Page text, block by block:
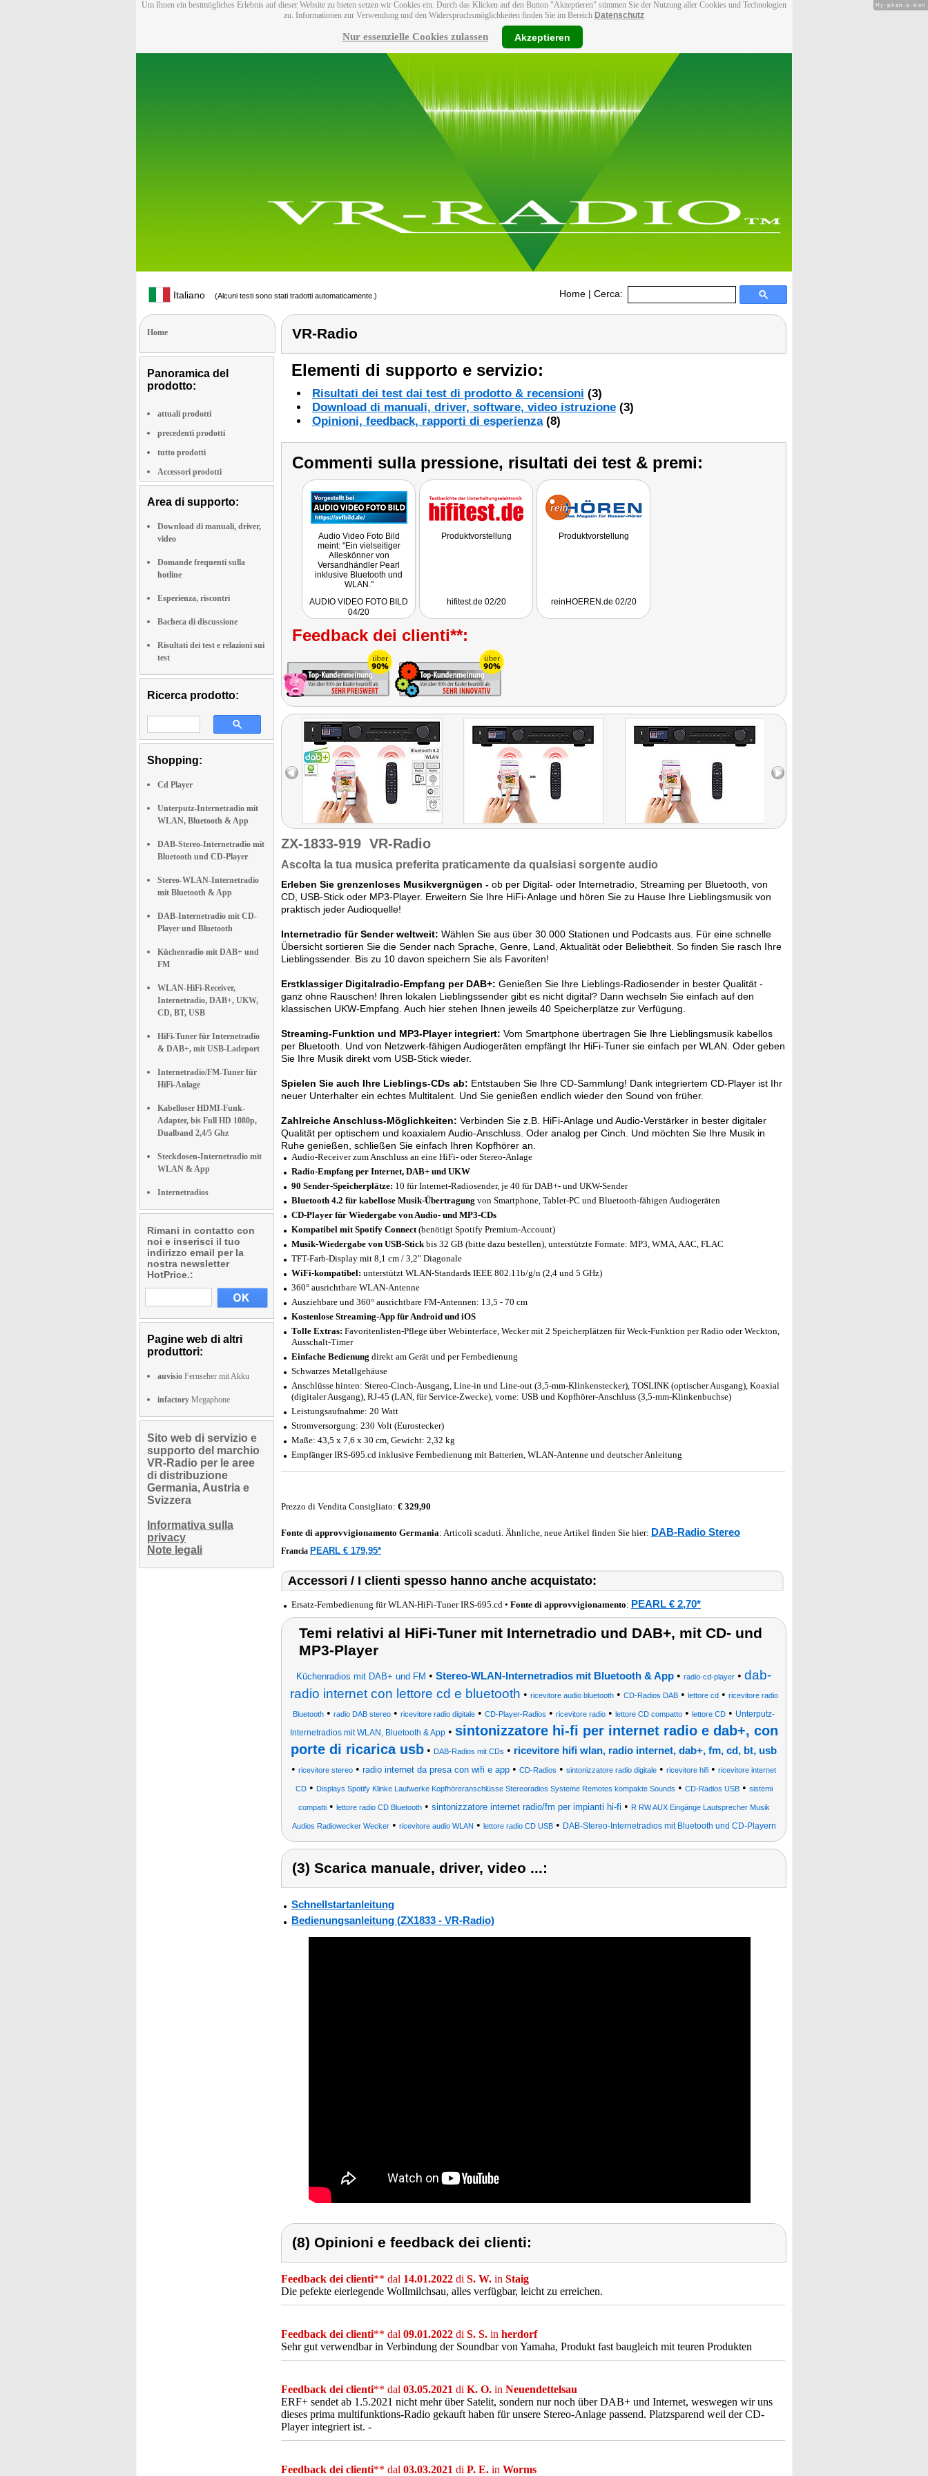
Um Ihnen ein bestmögliches Erlebnis auf dieser Website zu bieten setzen wir Cookies ein. Durch das Klicken auf den Button "Akzeptieren" stimmen Sie der Nutzung aller Cookies und Technologien
zu. Informationen zur Verwendung und den Widerspruchsmöglichkeiten finden Sie im Bereich Datenschutz
Nur essenzielle Cookies zulassen Akzeptieren
Italiano (Alcuni testi sono stati tradotti automaticamente.) Home | Cerca:
Home
Panoramica del
prodotto:
attuali prodotti
precedenti prodotti
tutto prodotti
Accessori prodotti
Area di supporto:
Download di manuali, driver,
video
Domande frequenti sulla
hotline
Esperienza, riscontri
Bacheca di discussione
Risultati dei test e relazioni sui
test
Ricerca prodotto:
Shopping:
Cd Player
Unterputz-Internetradio mit
WLAN, Bluetooth & App
DAB-Stereo-Internetradio mit
Bluetooth und CD-Player
Stereo-WLAN-Internetradio
mit Bluetooth & App
DAB-Internetradio mit CD-
Player und Bluetooth
Küchenradio mit DAB+ und
FM
WLAN-HiFi-Receiver,
Internetradio, DAB+, UKW,
CD, BT, USB
HiFi-Tuner für Internetradio
& DAB+, mit USB-Ladeport
Internetradio/FM-Tuner für
HiFi-Anlage
Kabelloser HDMI-Funk-
Adapter, bis Full HD 1080p,
Dualband 2,4/5 Ghz
Steckdosen-Internetradio mit
WLAN & App
Internetradios
Rimani in contatto con
noi e inserisci il tuo
indirizzo email per la
nostra newsletter
HotPrice.:
Pagine web di altri
produttori:
auvisio Fernseher mit Akku
infactory Megaphone
Sito web di servizio e
supporto del marchio
VR-Radio per le aree
di distribuzione
Germania, Austria e
Svizzera
Informativa sulla
privacy
Note legali
VR-Radio
Elementi di supporto e servizio:
Risultati dei test dai test di prodotto & recensioni (3)
Download di manuali, driver, software, video istruzione (3)
Opinioni, feedback, rapporti di esperienza(8)
Commenti sulla pressione, risultati dei test & premi:
Audio Video Foto Bild
meint: "Ein vielseitiger
Alleskönner von
Versandhändler Pearl
inklusive Bluetooth und
WLAN."
AUDIO VIDEO FOTO BILD
04/20
Produktvorstellung
hifitest.de 02/20
Produktvorstellung
reinHOEREN.de 02/20
Feedback dei clienti**:
ZX-1833-919 VR-Radio
Ascolta la tua musica preferita praticamente da qualsiasi sorgente audio
Erleben Sie grenzenloses Musikvergnügen - ob per Digital- oder Internetradio, Streaming per Bluetooth, von
CD, USB-Stick oder MP3-Player. Erweitern Sie Ihre HiFi-Anlage und hören Sie zu Hause Ihre Lieblingsmusik von
praktisch jeder Audioquelle!
Internetradio für Sender weltweit: Wählen Sie aus über 30.000 Stationen und Podcasts aus. Für eine schnelle
Übersicht sortieren Sie die Sender nach Sprache, Genre, Land, Aktualität oder Beliebtheit. So finden Sie rasch Ihre
Lieblingssender. Bis zu 10 davon speichern Sie als Favoriten!
Erstklassiger Digitalradio-Empfang per DAB+: Genießen Sie Ihre Lieblings-Radiosender in bester Qualität -
ganz ohne Rauschen! Ihren lokalen Lieblingssender gibt es nicht digital? Dann wechseln Sie einfach auf den
klassischen UKW-Empfang. Auch hier stehen Ihnen jeweils 40 Speicherplätze zur Verfügung.
Streaming-Funktion und MP3-Player integriert: Vom Smartphone übertragen Sie Ihre Lieblingsmusik kabellos
per Bluetooth. Und von Netzwerk-fähigen Audiogeräten empfängt Ihr HiFi-Tuner sie einfach per WLAN. Oder geben
Sie Ihre Musik direkt vom USB-Stick wieder.
Spielen Sie auch Ihre Lieblings-CDs ab: Entstauben Sie Ihre CD-Sammlung! Dank integriertem CD-Player ist Ihr
neuer Unterhalter ein echtes Multitalent. Und Sie genießen endlich wieder den Sound von früher.
Zahlreiche Anschluss-Möglichkeiten: Verbinden Sie z.B. HiFi-Anlage und Audio-Verstärker in bester digitaler
Qualität per optischem und koaxialem Audio-Anschluss. Oder analog per Cinch. Und möchten Sie Ihre Musik in
Ruhe genießen, schließen Sie einfach Ihren Kopfhörer an.
Audio-Receiver zum Anschluss an eine HiFi- oder Stereo-Anlage
Radio-Empfang per Internet, DAB+ und UKW
90 Sender-Speicherplätze: 10 für Internet-Radiosender, je 40 für DAB+- und UKW-Sender
Bluetooth 4.2 für kabellose Musik-Übertragung von Smartphone, Tablet-PC und Bluetooth-fähigen Audiogeräten
CD-Player für Wiedergabe von Audio- und MP3-CDs
Kompatibel mit Spotify Connect(benötigt Spotify Premium-Account)
Musik-Wiedergabe von USB-Stickbis 32 GB (bitte dazu bestellen), unterstützte Formate: MP3, WMA, AAC, FLAC
TFT-Farb-Display mit 8,1 cm / 3,2" Diagonale
WiFi-kompatibel: unterstützt WLAN-Standards IEEE 802.11b/g/n (2,4 und 5 GHz)
360° ausrichtbare WLAN-Antenne
Ausziehbare und 360° ausrichtbare FM-Antennen: 13,5 - 70 cm
Kostenlose Streaming-App für Android und iOS
Tolle Extras: Favoritenlisten-Pflege über Webinterface, Wecker mit 2 Speicherplätzen für Weck-Funktion per Radio oder Weckton,
Ausschalt-Timer
Einfache Bedienung direkt am Gerät und per Fernbedienung
Schwarzes Metallgehäuse
Anschlüsse hinten: Stereo-Cinch-Ausgang, Line-in und Line-out (3,5-mm-Klinkenstecker), TOSLINK (optischer Ausgang), Koaxial
(digitaler Ausgang), RJ-45 (LAN, für Service-Zwecke), vorne: USB und Kopfhörer-Anschluss (3,5-mm-Klinkenbuchse)
Leistungsaufnahme: 20 Watt
Stromversorgung: 230 Volt (Eurostecker)
Maße: 43,5 x 7,6 x 30 cm, Gewicht: 2,32 kg
Empfänger IRS-695.cd inklusive Fernbedienung mit Batterien, WLAN-Antenne und deutscher Anleitung
Prezzo di Vendita Consigliato: € 329,90
Fonte di approvvigionamento Germania: Articoli scaduti. Ähnliche, neue Artikel finden Sie hier: DAB-Radio Stereo
Francia PEARL € 179,95*
Accessori / I clienti spesso hanno anche acquistato:
Ersatz-Fernbedienung für WLAN-HiFi-Tuner IRS-695.cd • Fonte di approvvigionamento: PEARL € 2,70*
Temi relativi al HiFi-Tuner mit Internetradio und DAB+, mit CD- und
MP3-Player
Küchenradios mit DAB+ und FM • Stereo-WLAN-Internetradios mit Bluetooth & App • radio-cd-player • dab-
radio internet con lettore cd e bluetooth • ricevitore audio bluetooth• CD-Radios DAB• lettore cd• ricevitore radio
Bluetooth • radio DAB stereo • ricevitore radio digitale • CD-Player-Radios • ricevitore radio • lettore CD compatto • lettore CD • Unterputz-
Internetradios mit WLAN, Bluetooth & App• sintonizzatore hi-fi per internet radio e dab+, con
porte di ricarica usb • DAB-Radios mit CDs • ricevitore hifi wlan, radio internet, dab+, fm, cd, bt, usb
• ricevitore stereo • radio internet da presa con wifi e app • CD-Radios • sintonizzatore radio digitale • ricevitore hifi • ricevitore internet
CD• Displays Spotify Klinke Laufwerke Kopfhöreranschlüsse Stereoradios Systeme Remotes kompakte Sounds • CD-Radios USB• sistemi
compatti• lettore radio CD Bluetooth• sintonizzatore internet radio/fm per impianti hi-fi • R RW AUX Eingänge Lautsprecher Musik
Audios Radiowecker Wecker• ricevitore audio WLAN • lettore radio CD USB• DAB-Stereo-Internetradios mit Bluetooth und CD-Playern
(3) Scarica manuale, driver, video ...:
Schnellstartanleitung
Bedienungsanleitung (ZX1833 - VR-Radio)
(8) Opinioni e feedback dei clienti:
Feedback dei clienti** dal 14.01.2022 di S. W. in Staig
Die pefekte eierlegende Wollmilchsau, alles verfügbar, leicht zu erreichen.
Feedback dei clienti** dal 09.01.2022 di S. S. in herdorf
Sehr gut verwendbar in Verbindung der Soundbar von Yamaha, Produkt fast baugleich mit teuren Produkten
Feedback dei clienti** dal 03.05.2021 di K. O. in Neuendettelsau
ERF+ sendet ab 1.5.2021 nicht mehr über Satelit, sondern nur noch über DAB+ und Internet, weswegen wir uns
dieses prima multifunktions-Radio gekauft haben für unsere Stereo-Anlage passend. Platzsparend weil der CD-
Player integriert ist. -
Feedback dei clienti** dal 03.03.2021 di P. E. in Worms
Hy-phen-a-tion